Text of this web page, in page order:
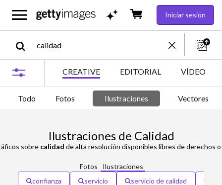
Iniciar sesión
CREATIVE EDITORIAL VÍDEO
Todo Fotos Ilustraciones Vectores
Ilustraciones de Calidad
sobre calidad de alta resolución disponibles libres de derechos
Fotos
Ilustraciones
confianza
servicio servicio de calidad